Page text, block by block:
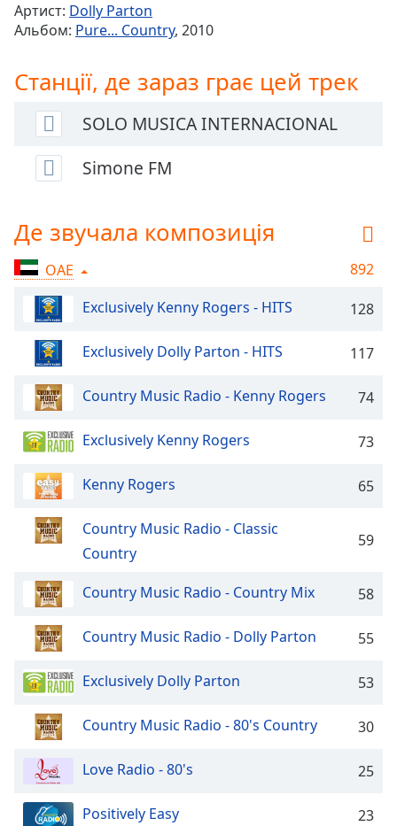
Chapters
descriptions
off,
selected
subtitles
settings
opens
subtitles
settings
dialog
subtitles
selected
Audio
Track
Picture-
Fullscreen
modal
window.
window.
Escape
cancel
and
Артист: Dolly Parton
Альбом: Pure... Country, 2010
Станції, де зараз грає цей трек
SOLO MUSICA INTERNACIONAL
Simone FM
Де звучала композиція
ОАЕ
892
Exclusively Kenny Rogers - HITS
128
Exclusively Dolly Parton - HITS 117
Country Music Radio - Kenny Rogers 74
Exclusively Kenny Rogers 73
Kenny Rogers 65
Country Music Radio - Classic
Country
59
Country Music Radio - Country Mix 58
Country Music Radio - Dolly Parton 55
Exclusively Dolly Parton 53
Country Music Radio - 80's Country 30
Love Radio - 80's 25
Positively Easy 23